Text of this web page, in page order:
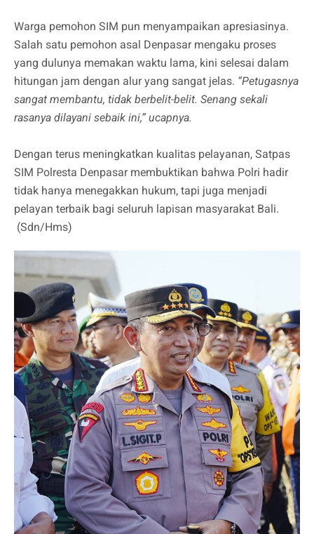
Warga pemohon SIM pun menyampaikan apresiasinya.
Salah satu pemohon asal Denpasar mengaku proses
yang dulunya memakan waktu lama, kini selesai dalam
hitungan jam dengan alur yang sangat jelas. “Petugasnya
sangat membantu, tidak berbelit-belit. Senang sekali
rasanya dilayani sebaik ini,” ucapnya.
Dengan terus meningkatkan kualitas pelayanan, Satpas
SIM Polresta Denpasar membuktikan bahwa Polri hadir
tidak hanya menegakkan hukum, tapi juga menjadi
pelayan terbaik bagi seluruh lapisan masyarakat Bali.
(Sdn/Hms)